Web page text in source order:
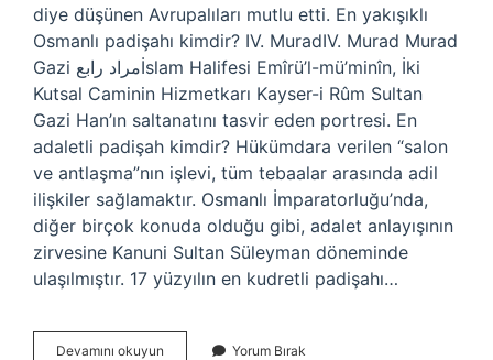
diye düşünen Avrupalıları mutlu etti. En yakışıklı
Osmanlı padişahı kimdir? IV. MuradIV. Murad Murad
Gazi مراد رابعİslam Halifesi Emîrü’l-mü’minîn, İki
Kutsal Caminin Hizmetkarı Kayser-i Rûm Sultan
Gazi Han’ın saltanatını tasvir eden portresi. En
adaletli padişah kimdir? Hükümdara verilen “salon
ve antlaşma”nın işlevi, tüm tebaalar arasında adil
ilişkiler sağlamaktır. Osmanlı İmparatorluğu’nda,
diğer birçok konuda olduğu gibi, adalet anlayışının
zirvesine Kanuni Sultan Süleyman döneminde
ulaşılmıştır. 17 yüzyılın en kudretli padişahı…
Devamını okuyun Yorum Bırak